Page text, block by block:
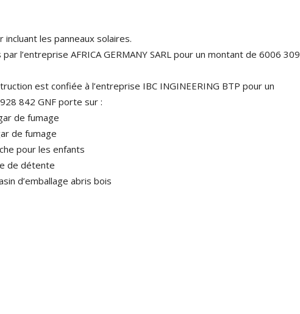
incluant les panneaux solaires.
l’entreprise AFRICA GERMANY SARL pour un montant de 6006 309
est confiée à l’entreprise IBC INGINEERING BTP pour un
842 GNF porte sur :
de fumage
de fumage
pour les enfants
de détente
d’emballage abris bois